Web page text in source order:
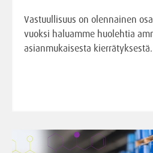
Vastuullisuus on olennainen
vuoksi haluamme huolehtia
asianmukaisesta kierrätyksestä.